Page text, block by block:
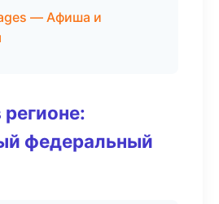
— Афиша и
федеральный